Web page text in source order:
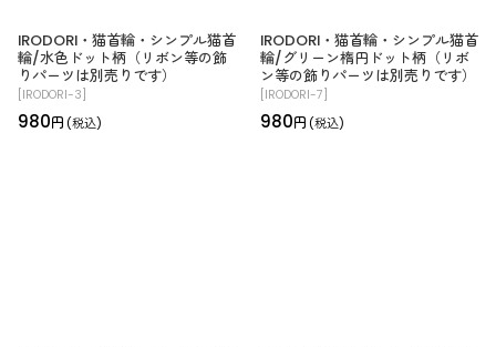
IRODORI・猫首輪・シンプル猫首
輪/水色ドット柄（リボン等の飾
りパーツは別売りです）
IRODORI-3
980円 (税込)
IRODORI・猫首輪・シンプル猫首
輪/グリーン楕円ドット柄（リボ
ン等の飾りパーツは別売りです）
IRODORI-7
980円 (税込)